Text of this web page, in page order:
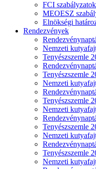
FCI szabályzatok
MEOESZ
Elnökségi
Rendezvények
Nemzeti
Tenyészszemle
Tenyészszemle
Nemzeti
Tenyészszemle
Nemzeti
Tenyészszemle
Nemzeti
Tenyészszemle
Nemzeti